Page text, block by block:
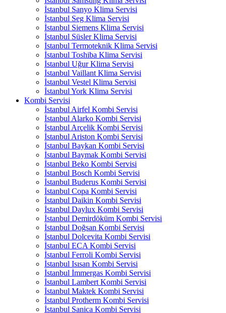
İstanbul Sanyo Klima Servisi
İstanbul Seg Klima Servisi
İstanbul Siemens Klima Servisi
İstanbul Süsler Klima Servisi
İstanbul Termoteknik Klima Servisi
İstanbul Toshiba Klima Servisi
İstanbul Uğur Klima Servisi
İstanbul Vaillant Klima Servisi
İstanbul Vestel Klima Servisi
İstanbul York Klima Servisi
Kombi Servisi
İstanbul Airfel Kombi Servisi
İstanbul Alarko Kombi Servisi
İstanbul Arçelik Kombi Servisi
İstanbul Ariston Kombi Servisi
İstanbul Baykan Kombi Servisi
İstanbul Baymak Kombi Servisi
İstanbul Beko Kombi Servisi
İstanbul Bosch Kombi Servisi
İstanbul Buderus Kombi Servisi
İstanbul Copa Kombi Servisi
İstanbul Daikin Kombi Servisi
İstanbul Daylux Kombi Servisi
İstanbul Demirdöküm Kombi Servisi
İstanbul Doğsan Kombi Servisi
İstanbul Dolcevita Kombi Servisi
İstanbul ECA Kombi Servisi
İstanbul Ferroli Kombi Servisi
İstanbul Isısan Kombi Servisi
İstanbul İmmergas Kombi Servisi
İstanbul Lambert Kombi Servisi
İstanbul Maktek Kombi Servisi
İstanbul Protherm Kombi Servisi
İstanbul Sanica Kombi Servisi